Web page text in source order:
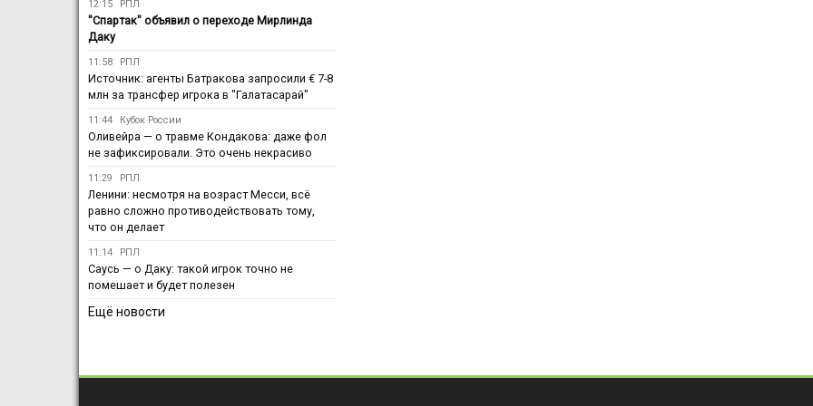
12:15 РПЛ
"Спартак" объявил о переходе Мирлинда
Даку
11:58 РПЛ
Источник: агенты Батракова запросили € 7-8
млн за трансфер игрока в "Галатасарай"
11:44 Кубок России
Оливейра — о травме Кондакова: даже фол
не зафиксировали. Это очень некрасиво
11:29 РПЛ
Ленини: несмотря на возраст Месси, всё
равно сложно противодействовать тому,
что он делает
11:14 РПЛ
Саусь — о Даку: такой игрок точно не
помешает и будет полезен
Ещё новости